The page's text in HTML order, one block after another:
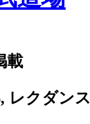
載
レクダンス